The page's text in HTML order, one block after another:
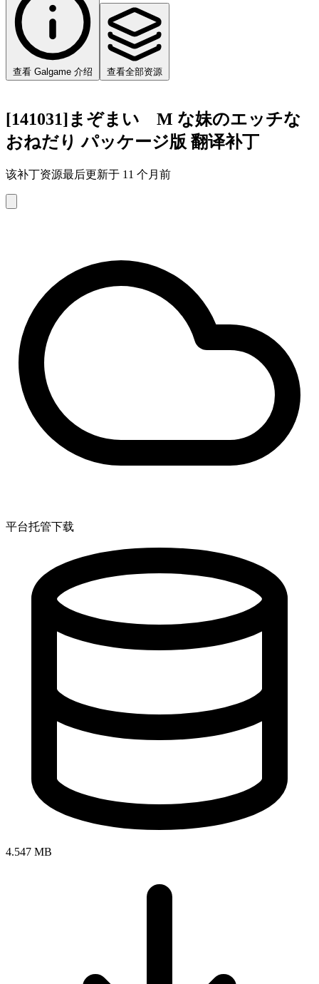
查看 Galgame 介绍 查看全部资源
[141031]まぞまい M な妹のエッチな
おねだり パッケージ版 翻译补丁
该补丁资源最后更新于 11 个月前
平台托管下载
4.547 MB